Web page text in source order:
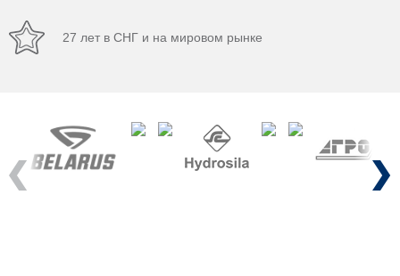
27 лет в СНГ и на мировом рынке
Previous Next